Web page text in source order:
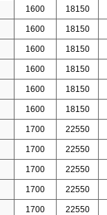
1600 18150
1600 18150
1600 18150
1600 18150
1600 18150
1600 18150
1700 22550
1700 22550
1700 22550
1700 22550
1700 22550